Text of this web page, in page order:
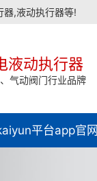
器,液动执行器等!
液动执行器
气动阀门行业品牌
平台app官网